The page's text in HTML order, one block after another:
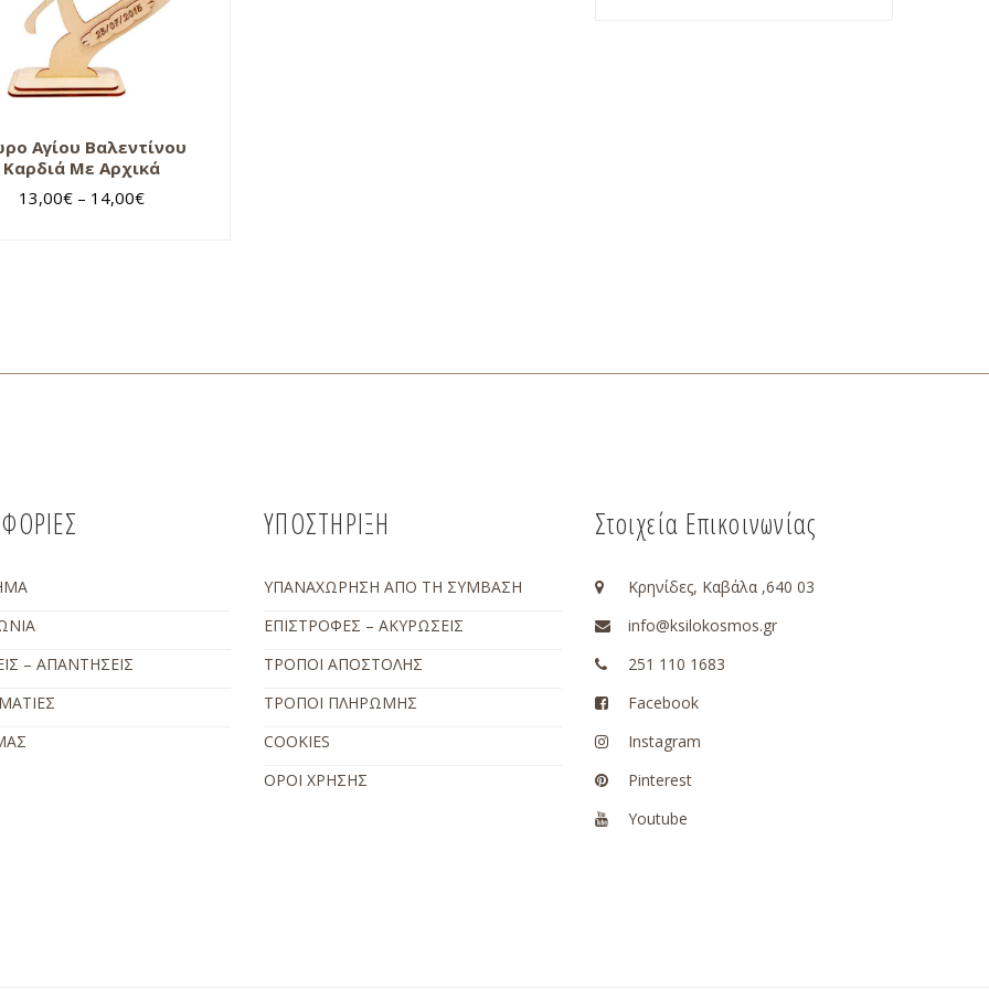
Αγίου Βαλεντίνου
Καρδιά Με Αρχικά
13,00€ – 14,00€
– ΑΠΑΝΤΗΣΕΙΣ
ΥΠΟΣΤΗΡΙΞΗ
ΥΠΑΝΑΧΩΡΗΣΗ ΑΠΟ ΤΗ ΣΥΜΒΑΣΗ
ΕΠΙΣΤΡΟΦΕΣ – ΑΚΥΡΩΣΕΙΣ
ΤΡΟΠΟΙ ΑΠΟΣΤΟΛΗΣ
ΤΡΟΠΟΙ ΠΛΗΡΩΜΗΣ
COOKIES
ΟΡΟΙ ΧΡΗΣΗΣ
Στοιχεία Επικοινωνίας
Κρηνίδες, Καβάλα ,640 03
info@ksilokosmos.gr
251 110 1683
Facebook
Instagram
Pinterest
Youtube